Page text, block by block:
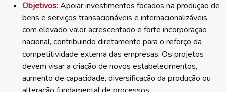
Objetivos:Apoiar investimentos focados na produção de
bens e serviços transacionáveis e internacionalizáveis,
com elevado valor acrescentado e forte incorporação
nacional, contribuindo diretamente para o reforço da
competitividade externa das empresas. Os projetos
devem visar a criação de novos estabelecimentos,
aumento de capacidade, diversificação da produção ou